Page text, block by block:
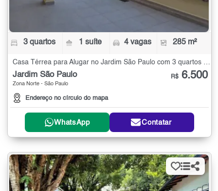
3 quartos 1 suíte 4 vagas 285 m²
Casa Térrea para Alugar no Jardim São Paulo com 3 quartos - 285 m²
Jardim São Paulo
Zona Norte - São Paulo
Endereço no círculo do mapa
R$ 6.500
WhatsApp Contatar